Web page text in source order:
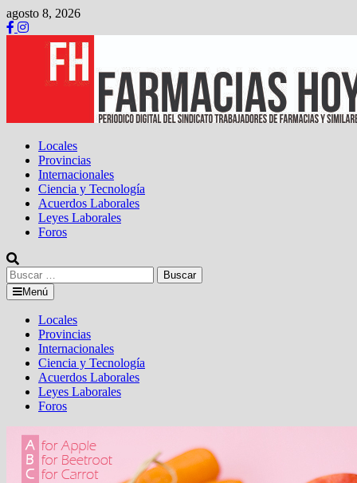
Saltar
al
contenido
agosto 8, 2026
Locales
Provincias
Internacionales
Ciencia y Tecnología
Acuerdos Laborales
Leyes Laborales
Foros
Buscar:
Menú
Locales
Provincias
Internacionales
Ciencia y Tecnología
Acuerdos Laborales
Leyes Laborales
Foros